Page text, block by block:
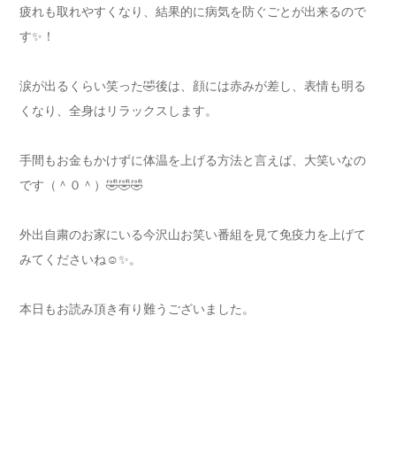
疲れも取れやすくなり、結果的に病気を防ぐごとが出来るので
す✨！
涙が出るくらい笑った🤣後は、顔には赤みが差し、表情も明る
くなり、全身はリラックスします。
手間もお金もかけずに体温を上げる方法と言えば、大笑いなの
です（＾０＾）🤣🤣🤣
外出自粛のお家にいる今沢山お笑い番組を見て免疫力を上げて
みてくださいね☺️✨。
本日もお読み頂き有り難うございました。